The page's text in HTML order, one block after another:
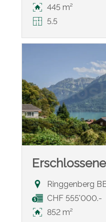
445 m²
5.5
Ringgenberg
CHF 555'000.-
852 m²